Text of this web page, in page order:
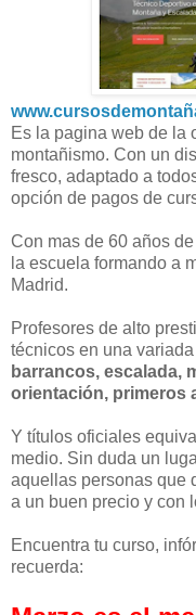
Es la pagina web de la
montañismo. Con un
fresco, adaptado a
opción de pagos de
Con mas de 60 años
la escuela formando a
Madrid.
Profesores de alto
técnicos en una
barrancos, escalada,
orientación, primeros
Y títulos oficiales
medio. Sin duda un
aquellas personas que
a un buen precio y con
Encuentra tu curso,
recuerda: